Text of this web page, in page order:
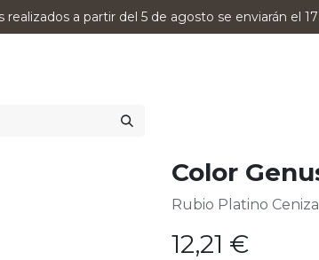
realizados a partir del 5 de agosto se enviarán el
Color
Rubio Platino
12,21 €